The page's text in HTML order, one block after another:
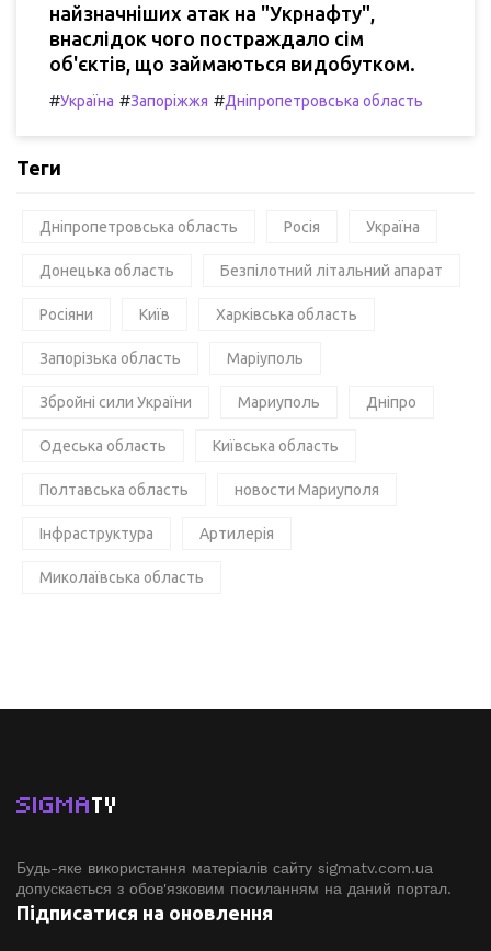
найзначніших атак на "Укрнафту",
внаслідок чого постраждало сім
об'єктів, що займаються видобутком.
#Україна #Запоріжжя #Дніпропетровська область
Теги
Дніпропетровська область Росія Україна
Донецька область Безпілотний літальний апарат
Росіяни Київ Харківська область
Запорізька область Маріуполь
Збройні сили України Мариуполь Дніпро
Одеська область Київська область
Полтавська область новости Мариуполя
Інфраструктура Артилерія
Миколаївська область
SIGMATV
Будь-яке використання матеріалів сайту sigmatv.com.ua
допускається з обов'язковим посиланням на даний портал.
Підписатися на оновлення